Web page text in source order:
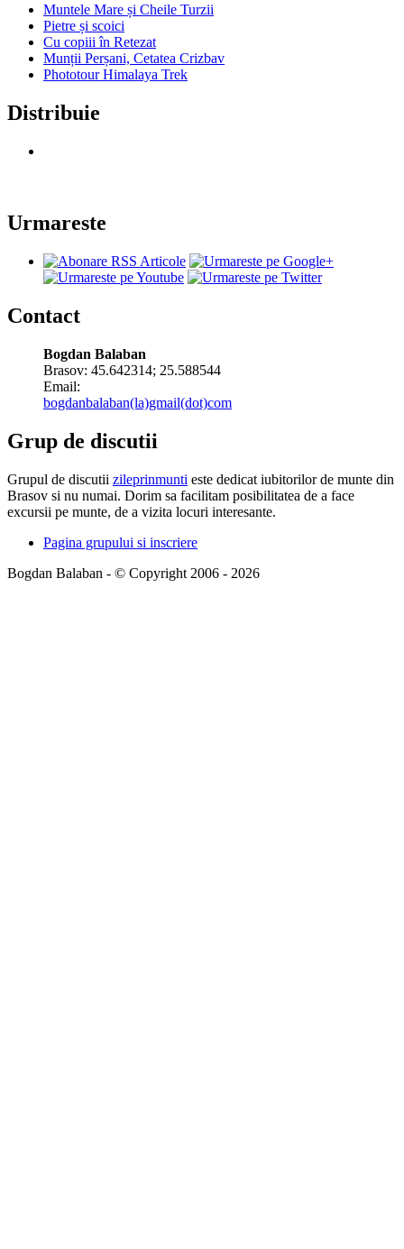
Muntele Mare și Cheile Turzii
Pietre și scoici
Cu copiii în Retezat
Munții Perșani, Cetatea Crizbav
Phototour Himalaya Trek
Distribuie
Urmareste
Contact
Bogdan Balaban
Brasov: 45.642314; 25.588544
Email:
bogdanbalaban(la)gmail(dot)com
Grup de discutii
Grupul de discutii zileprinmunti este dedicat iubitorilor de munte din
Brasov si nu numai. Dorim sa facilitam posibilitatea de a face
excursii pe munte, de a vizita locuri interesante.
Pagina grupului si inscriere
Bogdan Balaban - © Copyright 2006 - 2026